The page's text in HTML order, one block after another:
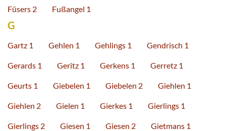
Füsers 2 Fußangel 1
G
Gartz 1 Gehlen 1 Gehlings 1 Gendrisch 1
Gerards 1 Geritz 1 Gerkens 1 Gerretz 1
Geurts 1 Giebelen 1 Giebelen 2 Giehlen 1
Giehlen 2 Gielen 1 Gierkes 1 Gierlings 1
Gierlings 2 Giesen 1 Giesen 2 Gietmans 1